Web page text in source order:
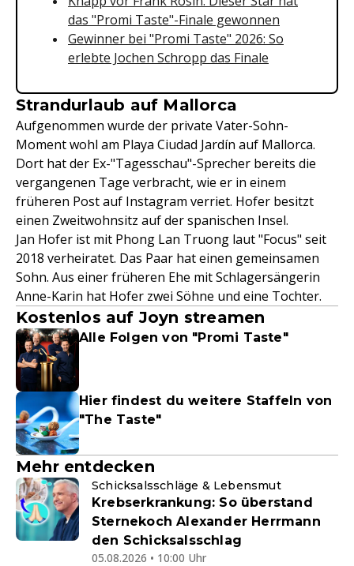
das "Promi Taste"-Finale gewonnen
Gewinner bei "Promi Taste" 2026: So
erlebte Jochen Schropp das Finale
Strandurlaub auf Mallorca
Aufgenommen wurde der private Vater-Sohn-
Moment wohl am Playa Ciudad Jardín auf Mallorca.
Dort hat der Ex-"Tagesschau"-Sprecher bereits die
vergangenen Tage verbracht, wie er in einem
früheren Post auf Instagram verriet. Hofer besitzt
einen Zweitwohnsitz auf der spanischen Insel.
Jan Hofer ist mit Phong Lan Truong laut "Focus" seit
2018 verheiratet. Das Paar hat einen gemeinsamen
Sohn. Aus einer früheren Ehe mit Schlagersängerin
Anne-Karin hat Hofer zwei Söhne und eine Tochter.
Kostenlos auf Joyn streamen
Alle Folgen von "Promi Taste"
Hier findest du weitere Staffeln von
"The Taste"
Mehr entdecken
Schicksalsschläge & Lebensmut
Krebserkrankung: So überstand
Sternekoch Alexander Herrmann
den Schicksalsschlag
05.08.2026 • 10:00 Uhr